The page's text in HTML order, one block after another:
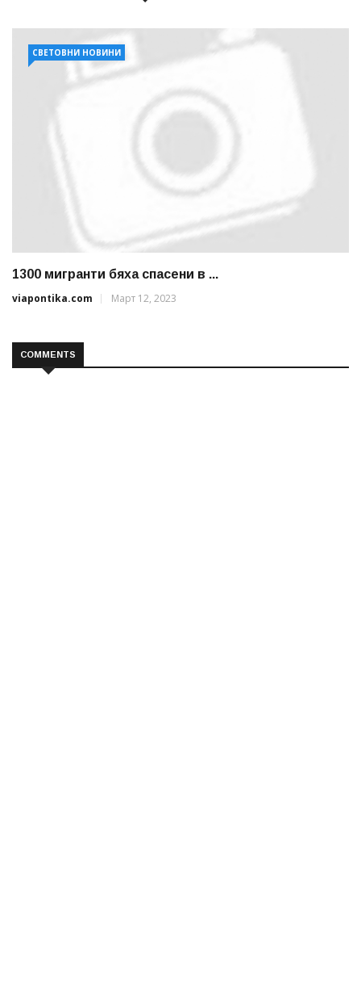
СВЕТОВНИ НОВИНИ
1300 мигранти бяха спасени в ...
viapontika.com
Март 12, 2023
COMMENTS